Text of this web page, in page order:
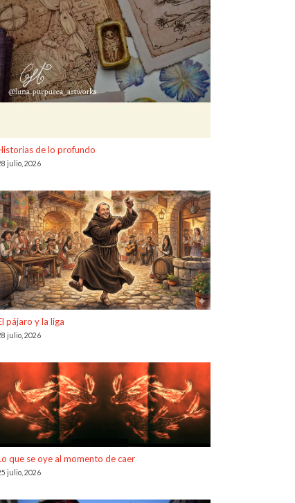
de lo profundo
julio, 2026
pájaro y la liga
julio, 2026
que se oye al momento de caer
julio, 2026